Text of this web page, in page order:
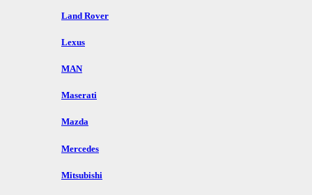
Land Rover
Lexus
MAN
Maserati
Mazda
Mercedes
Mitsubishi